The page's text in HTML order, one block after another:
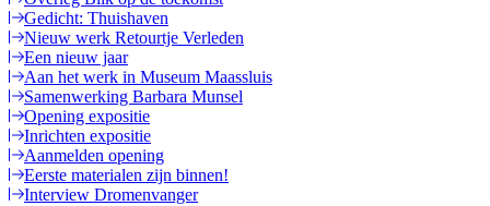
Gedicht: Thuishaven
Nieuw werk Retourtje Verleden
Een nieuw jaar
Aan het werk in Museum Maassluis
Samenwerking Barbara Munsel
Opening expositie
Inrichten expositie
Aanmelden opening
Eerste materialen zijn binnen!
Interview Dromenvanger